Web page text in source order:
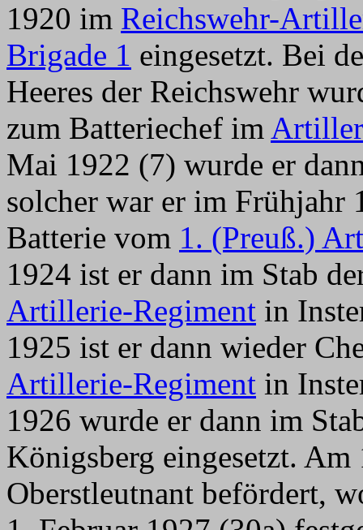
1920 im Reichswehr-
Brigade 1 eingesetzt. Bei
Heeres der Reichswehr
zum Batteriechef im
Mai 1922 (7) wurde er
solcher war er im Frühjahr
Batterie vom 1. (Preuß.)
1924 ist er dann im Stab
Artillerie-Regiment in
1925 ist er dann wieder
Artillerie-Regiment in
1926 wurde er dann im
Königsberg eingesetzt.
Oberstleutnant befördert,